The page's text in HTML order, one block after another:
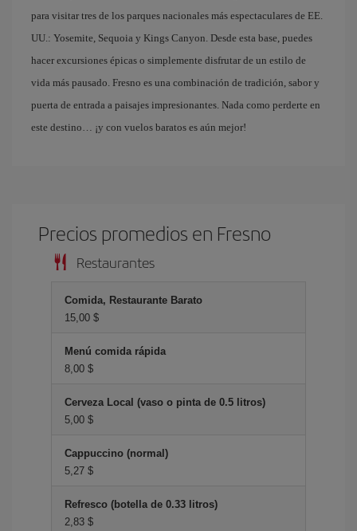
para visitar tres de los parques nacionales más espectaculares de EE.
UU.: Yosemite, Sequoia y Kings Canyon. Desde esta base, puedes
hacer excursiones épicas o simplemente disfrutar de un estilo de
vida más pausado. Fresno es una combinación de tradición, sabor y
puerta de entrada a paisajes impresionantes. Nada como perderte en
este destino… ¡y con vuelos baratos es aún mejor!
Precios promedios en Fresno
Restaurantes
Comida, Restaurante Barato
15,00 $
Menú comida rápida
8,00 $
Cerveza Local (vaso o pinta de 0.5 litros)
5,00 $
Cappuccino (normal)
5,27 $
Refresco (botella de 0.33 litros)
2,83 $